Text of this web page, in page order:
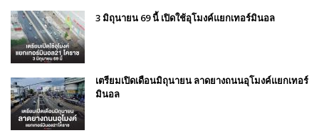
3 มิถุนายน 69 นี้ เปิดใช้อุโมงค์แยกเทอร์มินอล
เตรียมเปิดเดือนมิถุนายน ลาดยางถนนอุโมงค์แยกเทอร์
มินอล